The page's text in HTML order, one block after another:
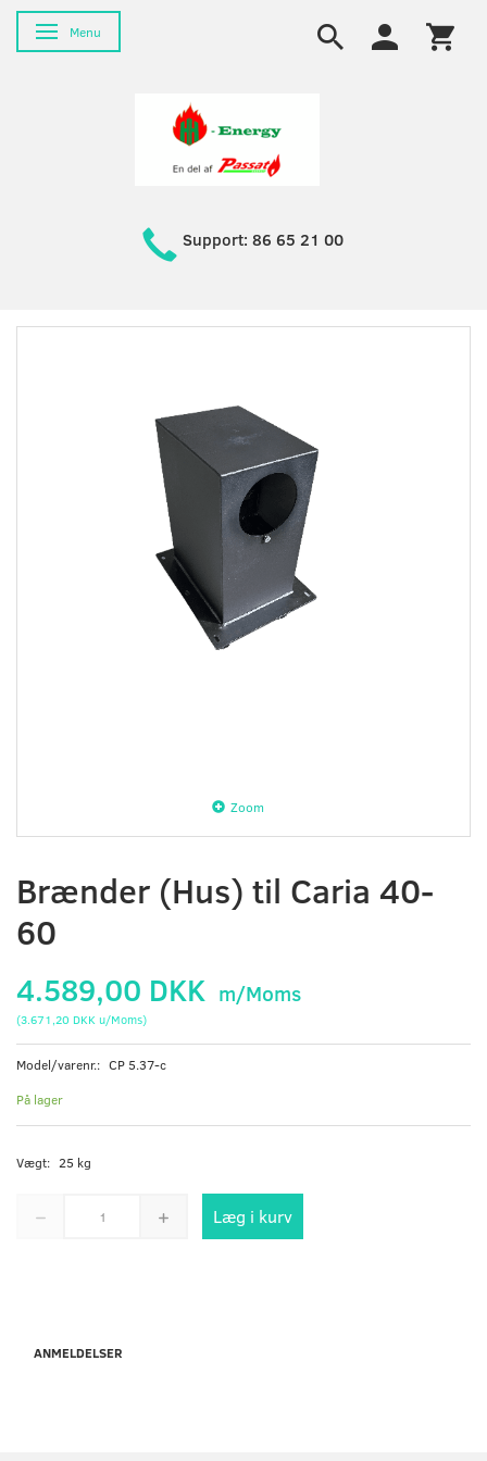
Skifte navigation
Menu
Support: 86 65 21 00
Zoom
Brænder (Hus) til Caria 40-
60
4.589,00 DKK m/Moms
(3.671,20 DKK u/Moms)
Model/varenr.: CP 5.37-c
På lager
Vægt: 25 kg
Læg i kurv
ANMELDELSER